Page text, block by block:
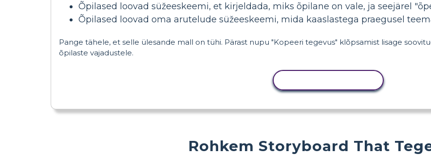
Õpilased loovad süžeeskeemi, et kirjeldada, miks õpilane on vale, ja seejärel
Õpilased loovad oma arutelude süžeeskeemi, mida kaaslastega praegusel
Pange tähele, et selle ülesande mall on tühi. Pärast nupu "Kopeeri tegevus" klõpsamist lisage
õpilaste vajadustele.
Rohkem Storyboard That